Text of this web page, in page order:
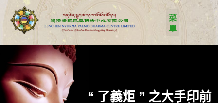
“ 了義炬 ” 之大手印前